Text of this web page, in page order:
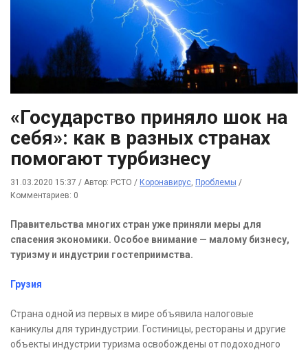
«Государство приняло шок на
себя»: как в разных странах
помогают турбизнесу
31.03.2020 15:37 / Автор: РСТО / Коронавирус, Проблемы /
Комментариев: 0
Правительства многих стран уже приняли меры для
спасения экономики. Особое внимание — малому бизнесу,
туризму и индустрии гостеприимства.
Грузия
Страна одной из первых в мире объявила налоговые
каникулы для туриндустрии. Гостиницы, рестораны и другие
объекты индустрии туризма освобождены от подоходного